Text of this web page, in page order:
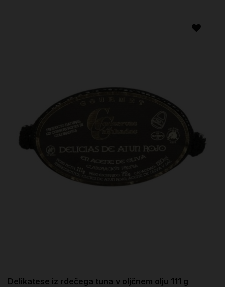
Delikatese iz rdečega tuna v oljčnem olju 111 g